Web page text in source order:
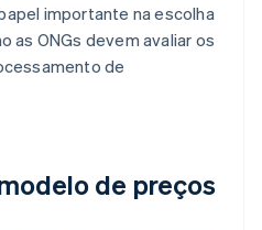
importante na escolha
as ONGs devem avaliar os
de
de preços